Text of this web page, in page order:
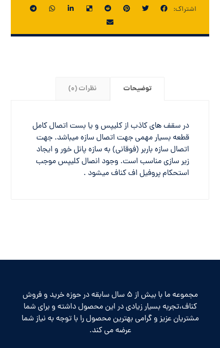
توضیحات نظرات (0)
در سقف های کاذب از کلیپس و یا بست اتصال کامل
قطعه بسیار مهمی جهت اتصال سازه میباشد. جهت
اتصال سازه باربر (فوقانی) به سازه پانل خور و ایجاد
زیر سازی مناسب است. وجود انصال کلیپس موجب
استحکام پروفیل اف کناف میشود .
مجموعه ما با بیش از 5 سال سابقه در حوزه خرید و فروش
کناف،تجربه بسیار زیادی در این محصول داشته و برای شما
مشتریان عزیز و گرامی بهترین محصول را با توجه به نیاز شما
عرضه می کند.